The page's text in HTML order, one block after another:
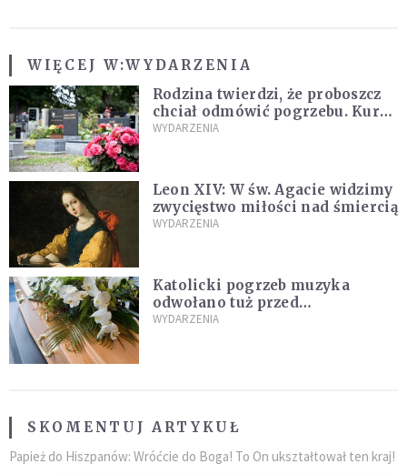
WIĘCEJ W:WYDARZENIA
Rodzina twierdzi, że proboszcz
chciał odmówić pogrzebu. Kuria
zapowiada wyjaśnienia
WYDARZENIA
Leon XIV: W św. Agacie widzimy
zwycięstwo miłości nad śmiercią
WYDARZENIA
Katolicki pogrzeb muzyka
odwołano tuż przed
uroczystością. Powodem była
WYDARZENIA
SKOMENTUJ ARTYKUŁ
Papież do Hiszpanów: Wróćcie do Boga! To On ukształtował ten kraj!